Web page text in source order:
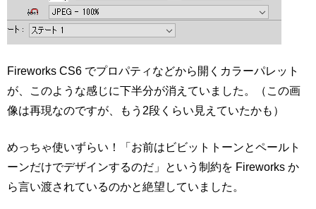
Fireworks CS6 でプロパティなどから開くカラーパレット
が、このような感じに下半分が消えていました。（この画
像は再現なのですが、もう2段くらい見えていたかも）
めっちゃ使いずらい！「お前はビビットトーンとペールト
ーンだけでデザインするのだ」という制約を Fireworks か
ら言い渡されているのかと絶望していました。